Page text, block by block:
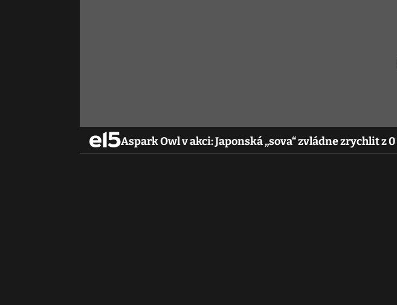
Aspark Owl v akci: Japonská „sova“ zvládne zrychlit z